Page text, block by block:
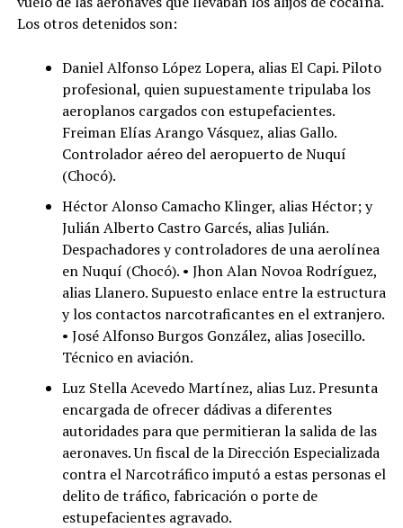
Los otros detenidos son:
Daniel Alfonso López Lopera, alias El Capi. Piloto
profesional, quien supuestamente tripulaba los
aeroplanos cargados con estupefacientes.
Freiman Elías Arango Vásquez, alias Gallo.
Controlador aéreo del aeropuerto de Nuquí
(Chocó).
Héctor Alonso Camacho Klinger, alias Héctor; y
Julián Alberto Castro Garcés, alias Julián.
Despachadores y controladores de una aerolínea
en Nuquí (Chocó). • Jhon Alan Novoa Rodríguez,
alias Llanero. Supuesto enlace entre la estructura
y los contactos narcotraficantes en el extranjero.
• José Alfonso Burgos González, alias Josecillo.
Técnico en aviación.
Luz Stella Acevedo Martínez, alias Luz. Presunta
encargada de ofrecer dádivas a diferentes
autoridades para que permitieran la salida de las
aeronaves. Un fiscal de la Dirección Especializada
contra el Narcotráfico imputó a estas personas el
delito de tráfico, fabricación o porte de
estupefacientes agravado.